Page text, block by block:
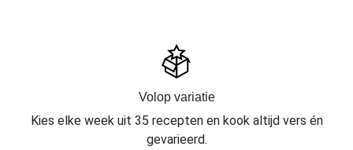
Volop variatie
Kies elke week uit 35 recepten en kook altijd vers én
gevarieerd.